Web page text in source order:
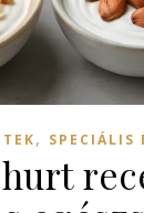
, SPECIÁLIS